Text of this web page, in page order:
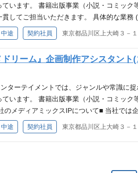
案まで、YouTubeを中心とした動画コ
だく領域 ▼企画・制作ディレクション
管理 編集内容の確認、修正指示、納
スト作成、コメント管理等）
員が多く在籍しています。 仕事内容の相
年以内のIPOを目指しており、IPOに向
以上 コンテンツのプロデュースまたはデ
制作や編集など、ご自身でクリエイティ
、アニメ、ゲーム、音楽、イベント等エ
向き合い、取り組めむことができる方
柔軟な対応ができる方 【アース・スタ
▼社員インタビューを掲載しておりま
います。 書籍出版事業（小説・コミッ
してご担当いただきます。 具体的な業
アーティストマネージャーやプロデュ
制作ディレクション補助：楽曲制作の
もしやすい、風通しの良い環境です。 ■
のステップアップや、アシスタントプロ
方 未経験の業務や物事に対する積極的
が使用できる方 音楽制作/ライブ/グッ
像】 サポート力やコミュニケーション能
人の成長を心から喜ぶことができる方 現
ターテイメント コーポレートサイト
中途 契約社員 東京都品川区上大崎３－
リーム』企画制作アシスタン
ターテイメントでは、ジャンルや常識に
います。 書籍出版事業（小説・コミッ
メディアミックスIPについて■ 当社で
ライブ等をパートナーを組んで同時並行
に関わることができます。 現在、【ウ
a- holic】 https://www.toxicaholic.com/
。 具体的な業務 (雇い入れ直後) 企画書、
中途 契約社員 東京都品川区上大崎３－